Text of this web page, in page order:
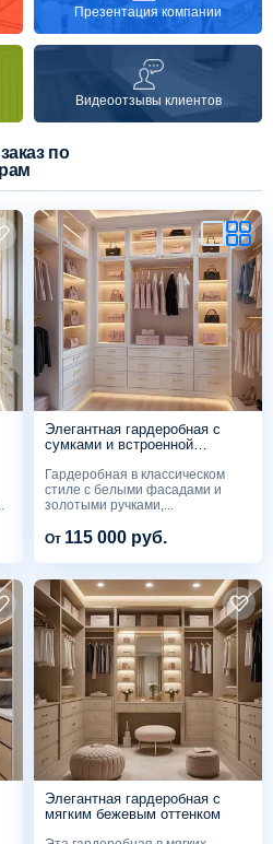
Презентация компании
Видеоотзывы клиентов
по
Элегантная гардеробная с
сумками и встроенной
Гардеробная в классическом
стиле с белыми фасадами и
золотыми ручками,...
От 115 000 руб.
Элегантная гардеробная с
мягким бежевым оттенком